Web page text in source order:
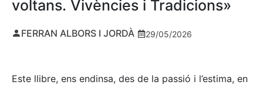
voltans. Vivències i Tradicions»
FERRAN ALBORS I JORDÀ 29/05/2026
Este llibre, ens endinsa, des de la passió i l’estima, en